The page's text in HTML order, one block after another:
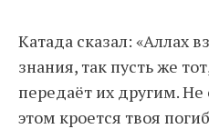
Катада сказал: «Аллах
знания, так пусть же
передаёт их другим.
этом кроется твоя